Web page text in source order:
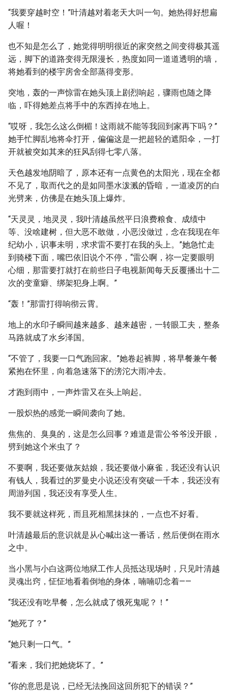
“我要穿越时空！”叶清越对着老天大叫一句。她热得好想扁
人喔！
也不知是怎么了，她觉得明明很近的家突然之间变得极其遥
远，脚下的道路变得无限漫长，热度如同一道道透明的墙，
将她看到的楼宇房舍全部蒸得变形。
突地，轰的一声惊雷在她头顶上剧烈响起，骤雨也随之降
临，吓得她差点将手中的东西掉在地上。
“哎呀，我怎么这么倒楣！这雨就不能等我回到家再下吗？”
她手忙脚乱地将伞打开，偏偏这是一把超轻的遮阳伞，一打
开就被突如其来的狂风刮得七零八落。
天色越发地阴暗了，原本还有一点黄色的太阳光，现在全都
不见了，取而代之的是如同墨水泼溅的昏暗，一道凌厉的白
光劈来，仿佛是在她头顶上爆炸。
“天灵灵，地灵灵，我叶清越虽然平日浪费粮食、成绩中
等、没啥建树，但大恶不敢做，小恶没做过，念在我现在年
纪幼小，识事未明，求求雷不要打在我的头上。”她急忙走
到骑楼下面，嘴巴依旧说个不停，“雷公啊，祢一定要眼明
心细，那雷要打就打在前些日子电视新闻每天反覆播出十二
次的变童癖、绑架犯身上啊。”
“轰！”那雷打得响彻云霄。
地上的水印子瞬间越来越多、越来越密，一转眼工夫，整条
马路就成了水乡泽国。
“不管了，我要一口气跑回家。”她卷起裤脚，将早餐兼午餐
紧抱在怀里，向着急速落下的滂沱大雨冲去。
才跑到雨中，一声炸雷又在头上响起。
一股炽热的感觉一瞬间袭向了她。
焦焦的、臭臭的，这是怎么回事？难道是雷公爷爷没开眼，
劈到她这个米虫了？
不要啊，我还要做灰姑娘，我还要做小麻雀，我还没有认识
有钱人，我看过的罗曼史小说还没有突破一千本，我还没有
周游列国，我还没有享受人生。
我不要就这样死，而且死相黑抹抹的，一点也不好看。
叶清越最后的意识就是从心喊出这一番话，然后便倒在雨水
之中。
当小黑与小白这两位地狱工作人员抵达现场时，只见叶清越
灵魂出窍，怔怔地看着倒地的身体，喃喃叨念着——
“我还没有吃早餐，怎么就成了饿死鬼呢？！”
“她死了？”
“她只剩一口气。”
“看来，我们把她烧坏了。”
“你的意思是说，已经无法挽回这回所犯下的错误？”